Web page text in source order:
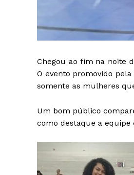
Chegou ao fim na noite
O evento promovido
somente as mulheres
Um bom público
como destaque a equipe